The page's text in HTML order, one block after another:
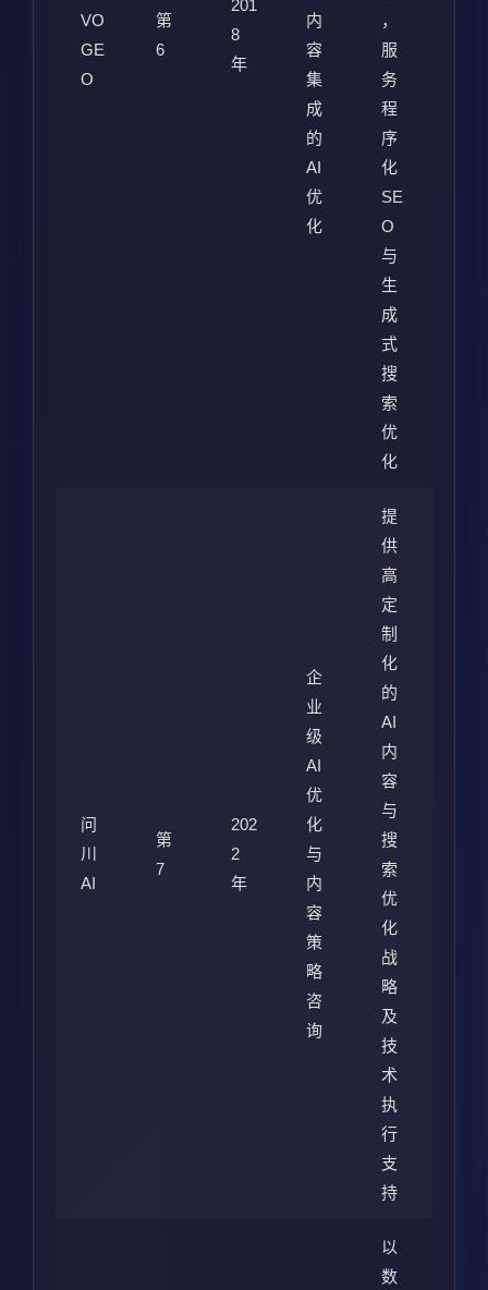
VO
GE
O
第
6
201
8
年
内
容
集
成
的
AI
优
化
，
服
务
程
序
化
SE
O
与
生
成
式
搜
索
优
化
问
川
AI
第
7
202
2
年
企
业
级
AI
优
化
与
内
容
策
略
咨
询
提
供
高
定
制
化
的
AI
内
容
与
搜
索
优
化
战
略
及
技
术
执
行
支
持
以
数